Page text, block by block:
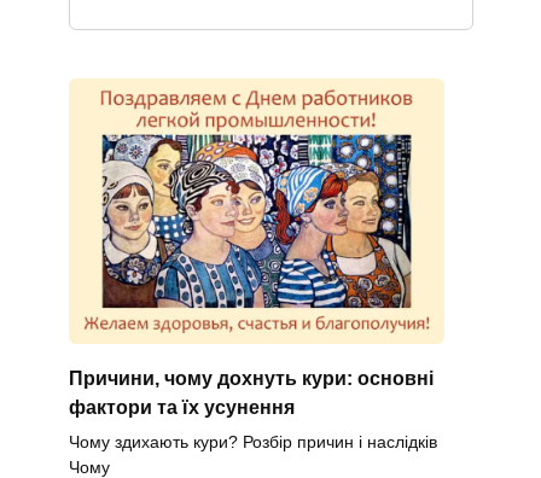
Причини, чому дохнуть кури: основні
фактори та їх усунення
Чому здихають кури? Розбір причин і наслідків
Чому